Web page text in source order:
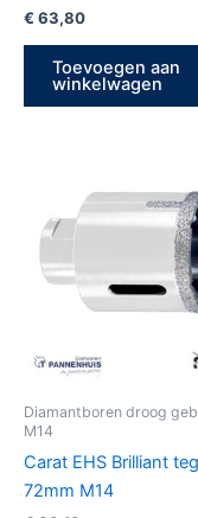
€ 63,80
Toevoegen aan
winkelwagen
Diamantboren droog
M14
Carat EHS Brilliant
72mm M14